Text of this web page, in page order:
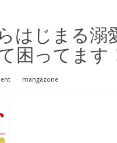
はじまる溺
困ってます
⋅ mangazone